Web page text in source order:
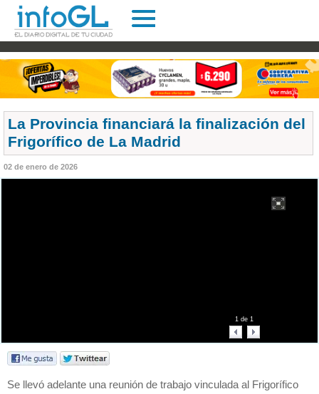
La Provincia financiará la finalización del
Frigorífico de La Madrid
02 de enero de 2026
1de 1
Se llevó adelante una reunión de trabajo vinculada al Frigorífico